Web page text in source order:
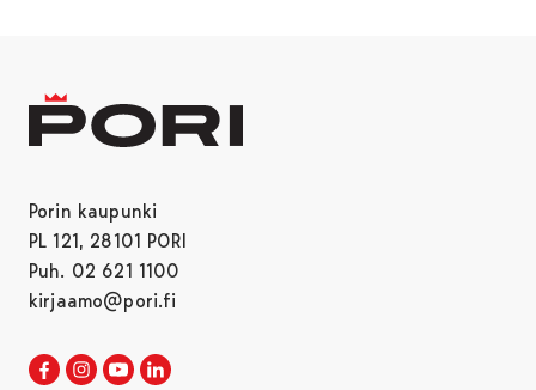
Porin kaupunki
PL 121, 28101 PORI
Puh. 02 621 1100
kirjaamo@pori.fi
Porin kaupunki Facebookissa
Avautuu uudessa välilehdessä
Porin kaupunki Instagramissa
Avautuu uudessa välilehdessä
Porin kaupunki Youtubessa
Avautuu uudessa välilehdessä